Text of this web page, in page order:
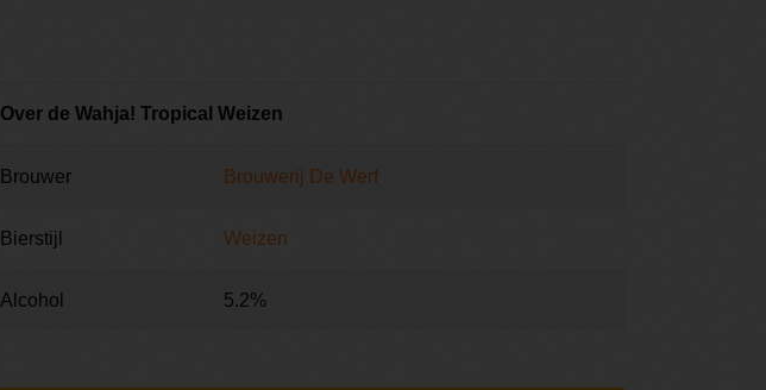
Over de Wahja! Tropical Weizen
Brouwer Brouwerij De Werf
Bierstijl Weizen
Alcohol 5.2%